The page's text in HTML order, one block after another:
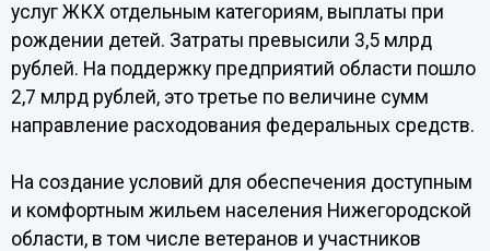
услуг ЖКХ отдельным категориям, выплаты при
рождении детей. Затраты превысили 3,5 млрд
рублей. На поддержку предприятий области пошло
2,7 млрд рублей, это третье по величине сумм
направление расходования федеральных средств.
На создание условий для обеспечения доступным
и комфортным жильем населения Нижегородской
области, в том числе ветеранов и участников